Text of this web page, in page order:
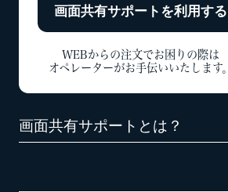
画面共有サポートを利用する
WEBからの注文でお困りの際は
オペレーターがお手伝いいたします。
画面共有サポートとは？